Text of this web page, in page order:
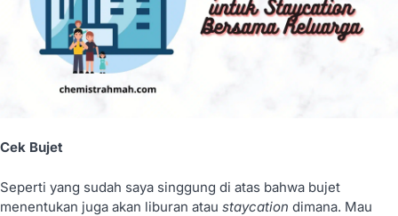
Cek Bujet
Seperti yang sudah saya singgung di atas bahwa bujet
menentukan juga akan liburan atau staycation dimana. Mau